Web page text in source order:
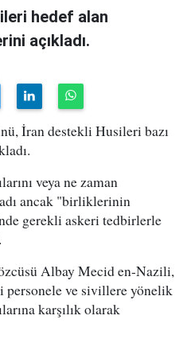
hedef alan
açıkladı.
İran destekli Husileri bazı
veya ne zaman
ancak "birliklerinin
gerekli askeri tedbirlerle
Albay Mecid en-Nazili,
personele ve sivillere yönelik
karşılık olarak